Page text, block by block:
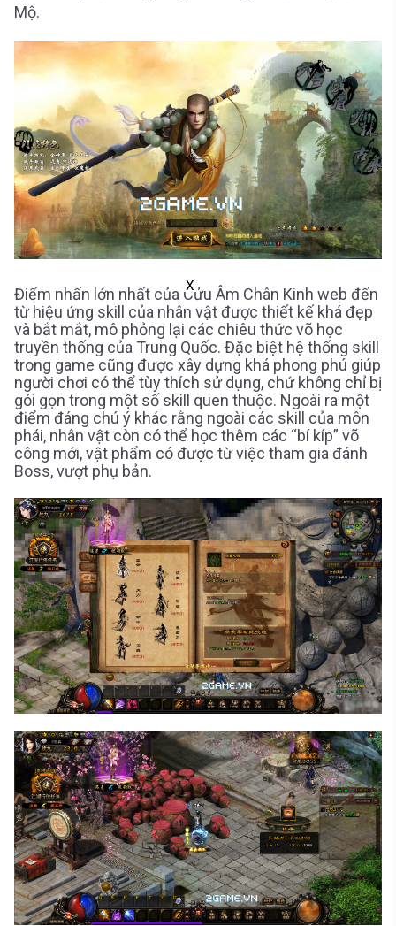
Mộ.
X
Điểm nhấn lớn nhất của Cửu Âm Chân Kinh web đến
từ hiệu ứng skill của nhân vật được thiết kế khá đẹp
và bắt mắt, mô phỏng lại các chiêu thức võ học
truyền thống của Trung Quốc. Đặc biệt hệ thống skill
trong game cũng được xây dựng khá phong phú giúp
người chơi có thể tùy thích sử dụng, chứ không chỉ bị
gói gọn trong một số skill quen thuộc. Ngoài ra một
điểm đáng chú ý khác rằng ngoài các skill của môn
phái, nhân vật còn có thể học thêm các “bí kíp” võ
công mới, vật phẩm có được từ việc tham gia đánh
Boss, vượt phụ bản.